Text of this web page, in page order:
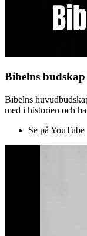
Bibelns
Bibelns
med i historien och
Se på YouTube